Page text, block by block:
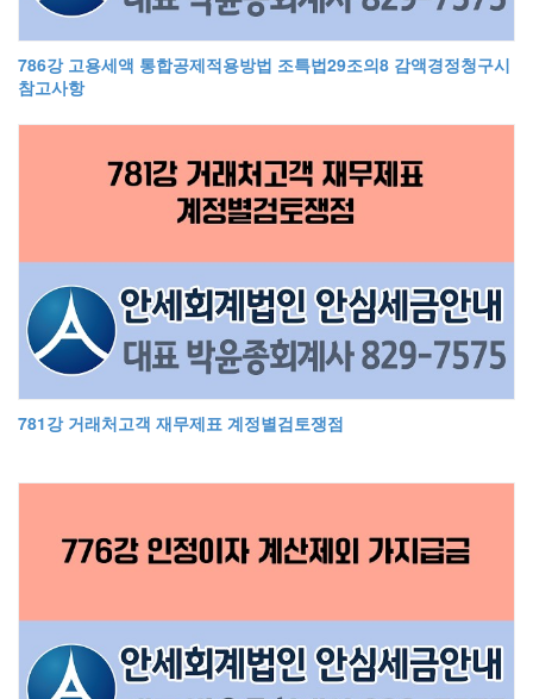
786강 고용세액 통합공제적용방법 조특법29조의8 감액경정청구시
참고사항
781강 거래처고객 재무제표 계정별검토쟁점